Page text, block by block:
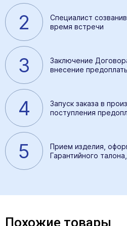
2
Специалист
время встречи
3
Заключение
внесение
4
Запуск заказа в
поступления
5
Прием изделия,
Гарантийного
Похожие товары